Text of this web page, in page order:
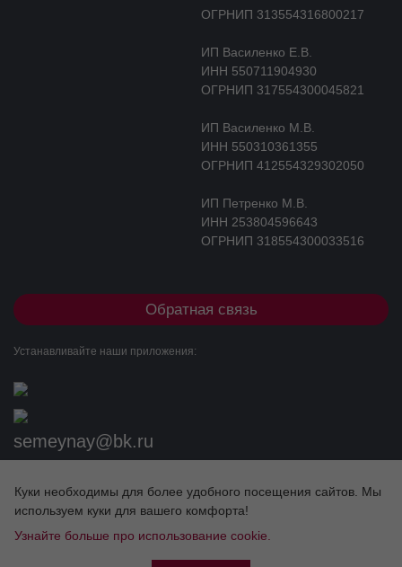
ОГРНИП 313554316800217
ИП Василенко Е.В.
ИНН 550711904930
ОГРНИП 317554300045821
ИП Василенко М.В.
ИНН 550310361355
ОГРНИП 412554329302050
ИП Петренко М.В.
ИНН 253804596643
ОГРНИП 318554300033516
Обратная связь
Устанавливайте наши приложения:
semeynay@bk.ru
Разработка сайта
Куки необходимы для более удобного посещения сайтов. Мы
используем куки для вашего комфорта!
Узнайте больше про использование cookie.